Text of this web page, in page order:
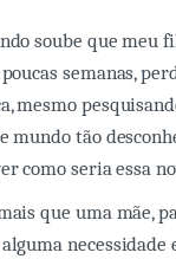
soube que meu
semanas,
mesmo
mundo tão
como seria essa
que uma mãe,
necessidade